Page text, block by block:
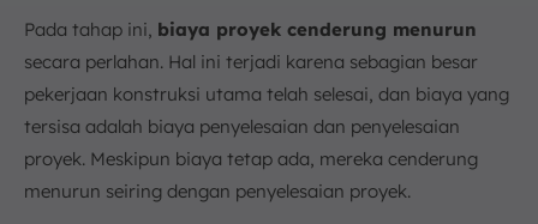
Pada tahap ini, biaya proyek cenderung menurun
secara perlahan. Hal ini terjadi karena sebagian besar
pekerjaan konstruksi utama telah selesai, dan biaya yang
tersisa adalah biaya penyelesaian dan penyelesaian
proyek. Meskipun biaya tetap ada, mereka cenderung
menurun seiring dengan penyelesaian proyek.